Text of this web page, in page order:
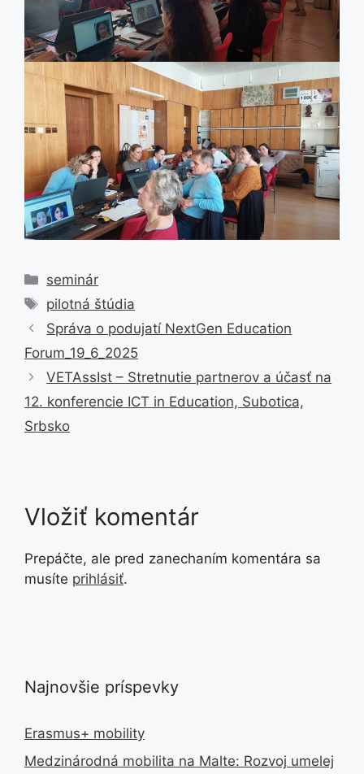
Kategórie
seminár
Značky
pilotná štúdia
Správa o podujatí NextGen Education
Forum_19_6_2025
VETAssIst – Stretnutie partnerov a účasť na
12. konferencie ICT in Education, Subotica,
Srbsko
Vložiť komentár
Prepáčte, ale pred zanechaním komentára sa
musíte prihlásiť.
Najnovšie príspevky
Erasmus+ mobility
Medzinárodná mobilita na Malte: Rozvoj umelej